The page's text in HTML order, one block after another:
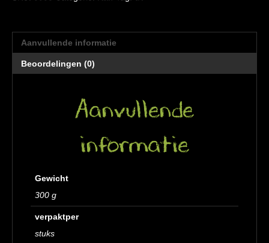
Aanvullende informatie
Beoordelingen (0)
Aanvullende
informatie
Gewicht
300 g
verpaktper
stuks